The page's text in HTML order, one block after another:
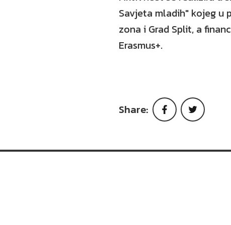
Savjeta mladih" kojeg u
zona i Grad Split, a
Erasmus+.
Share: Facebook